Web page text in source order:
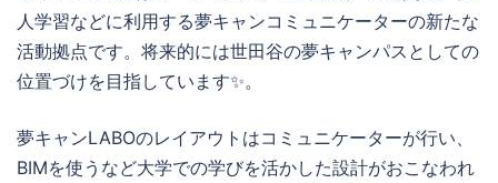
人学習などに利用する夢キャンコミュニケーターの新たな
活動拠点です。将来的には世田谷の夢キャンパスとしての
位置づけを目指しています✨。
夢キャンLABOのレイアウトはコミュニケーターが行い、
BIMを使うなど大学での学びを活かした設計がおこなわれ